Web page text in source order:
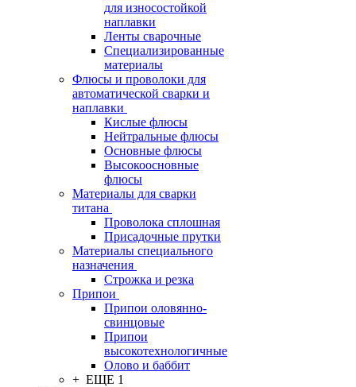
для износостойкой
наплавки
Ленты сварочные
Специализированные
материалы
Флюсы и проволоки для
автоматической сварки и
наплавки
Кислые флюсы
Нейтральные флюсы
Основные флюсы
Высокоосновные
флюсы
Материалы для сварки
титана
Проволока сплошная
Присадочные прутки
Материалы специального
назначения
Строжка и резка
Припои
Припои оловянно-
свинцовые
Припои
высокотехнологичные
Олово и баббит
+ ЕЩЕ 1